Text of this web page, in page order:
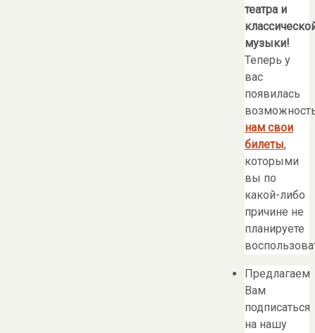
театра и
музыки!
Теперь у
вас
появилась
нам свои
билеты,
которыми
вы по
какой-либо
причине не
планируете
Предлагаем
Вам
подписаться
на нашу